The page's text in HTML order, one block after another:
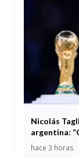
Nicolás
argentina:
hace 3 horas